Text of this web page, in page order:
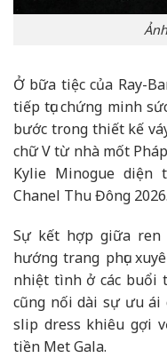
Ở bữa tiệc của Ray-
tiếp tục chứng minh
bước trong thiết kế
chữ V từ nhà mốt
Kylie Minogue diện
Chanel Thu Đông 2026.
Sự kết hợp giữa ren
hướng trang phục
nhiệt tình ở các buổi
cũng nối dài sự ưu ái
slip dress khiêu gợi
tiền Met Gala.